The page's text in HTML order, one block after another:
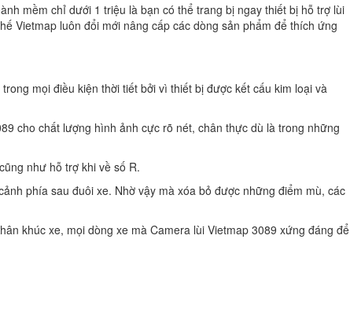
mềm chỉ dưới 1 triệu là bạn có thể trang bị ngay thiết bị hỗ trợ lùi
Vietmap luôn đổi mới nâng cấp các dòng sản phẩm để thích ứng
mọi điều kiện thời tiết bởi vì thiết bị được kết cấu kim loại và
cho chất lượng hình ảnh cực rõ nét, chân thực dù là trong những
như hỗ trợ khi về số R.
phía sau đuôi xe. Nhờ vậy mà xóa bỏ được những điểm mù, các
khúc xe, mọi dòng xe mà Camera lùi Vietmap 3089 xứng đáng để